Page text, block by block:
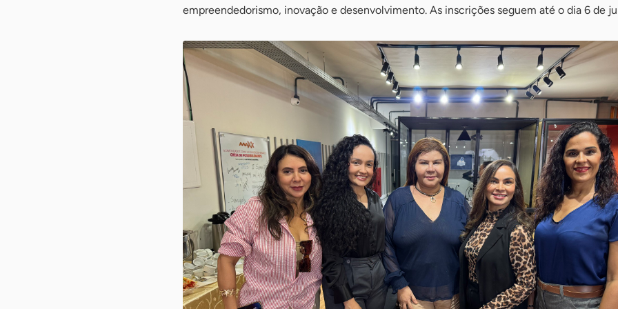
empreendedorismo, inovação e desenvolvimento. As inscrições seguem até o dia 6 de